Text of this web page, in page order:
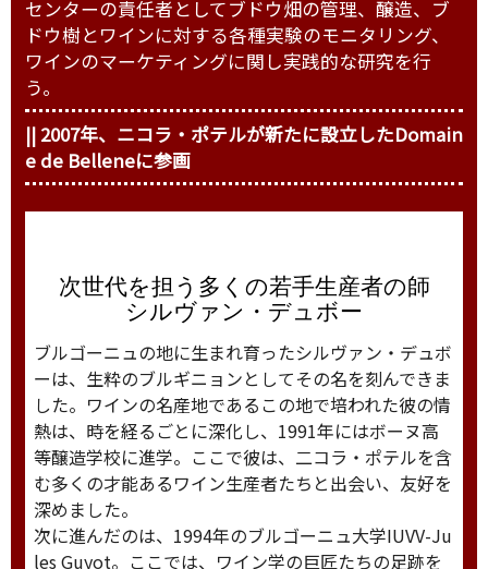
センターの責任者としてブドウ畑の管理、醸造、ブ
ドウ樹とワインに対する各種実験のモニタリング、
ワインのマーケティングに関し実践的な研究を行
う。
|| 2007年、ニコラ・ポテルが新たに設立したDomain
e de Belleneに参画
次世代を担う多くの若手生産者の師
シルヴァン・デュボー
ブルゴーニュの地に生まれ育ったシルヴァン・デュボ
ーは、生粋のブルギニョンとしてその名を刻んできま
した。ワインの名産地であるこの地で培われた彼の情
熱は、時を経るごとに深化し、1991年にはボーヌ高
等醸造学校に進学。ここで彼は、二コラ・ポテルを含
む多くの才能あるワイン生産者たちと出会い、友好を
深めました。
次に進んだのは、1994年のブルゴーニュ大学IUVV-Ju
les Guyot。ここでは、ワイン学の巨匠たちの足跡を